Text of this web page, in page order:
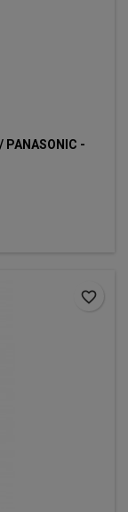
PANASONIC -
favorite_border